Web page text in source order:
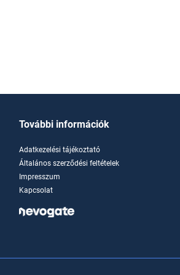
További információk
Adatkezelési tájékoztató
Általános szerződési feltételek
Impresszum
Kapcsolat